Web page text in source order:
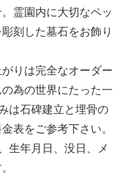
霊園内に大切なペッ
刻した墓石をお飾り
りは完全なオーダー
為の世界にたった一
は石碑建立と埋骨の
表をご参考下さい。
生年月日、没日、メ